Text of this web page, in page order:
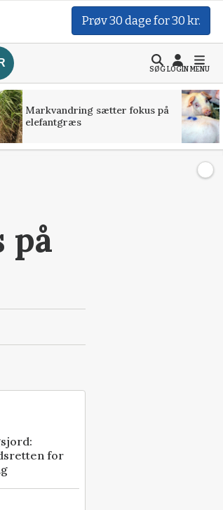
Prøv 30 dage for 30 kr.
SØGLOGINMENU
Markvandring sætter fokus på
elefantgræs
på
for